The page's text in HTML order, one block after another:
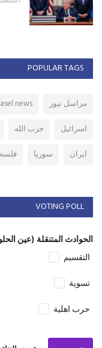
POPULAR TAGS
مراسل نيوز news
اسرائيل
حزب الله
ايران
سوريا
VOTING POLL
الحوادث المتنقلة (عين
التقسيم
تسوية
حرب اهلية